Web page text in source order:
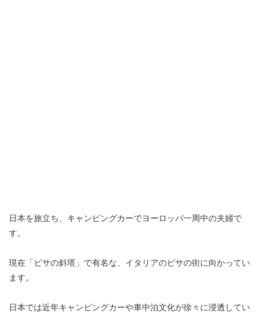
日本を旅立ち、キャンピングカーでヨーロッパ一周中の夫婦で
す。
現在「ピサの斜塔」で有名な、イタリアのピサの街に向かってい
ます。
日本では近年キャンピングカーや車中泊文化が徐々に浸透してい